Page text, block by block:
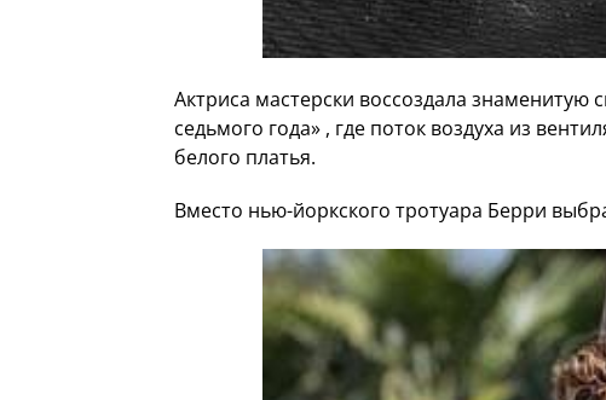
Актриса мастерски воссоздала
седьмого года» , где поток воздуха из
белого платья.
Вместо нью-йоркского тротуара Берри